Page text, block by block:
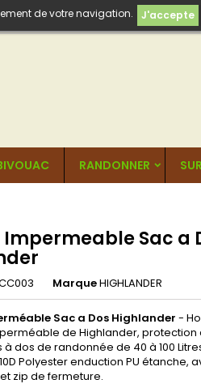
de votre navigation. J'accepte
RANDONNER
Impermeable Sac a
MarqueHIGHLANDER
Sac a Dos Highlander -
de Highlander, protection
dos de randonnée de 40 à 100
Polyester enduction PU étanche,
zip de fermeture.